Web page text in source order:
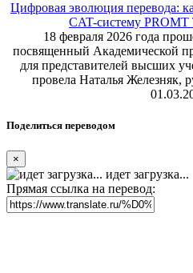
Цифровая эволюция перевода:
CAT-систему PROMT
18 февраля 2026 года
посвященный Академической
для представителей высших
провела Наталья Железняк,
Поделиться переводом
×
идет загрузка...
Прямая ссылка на перевод: